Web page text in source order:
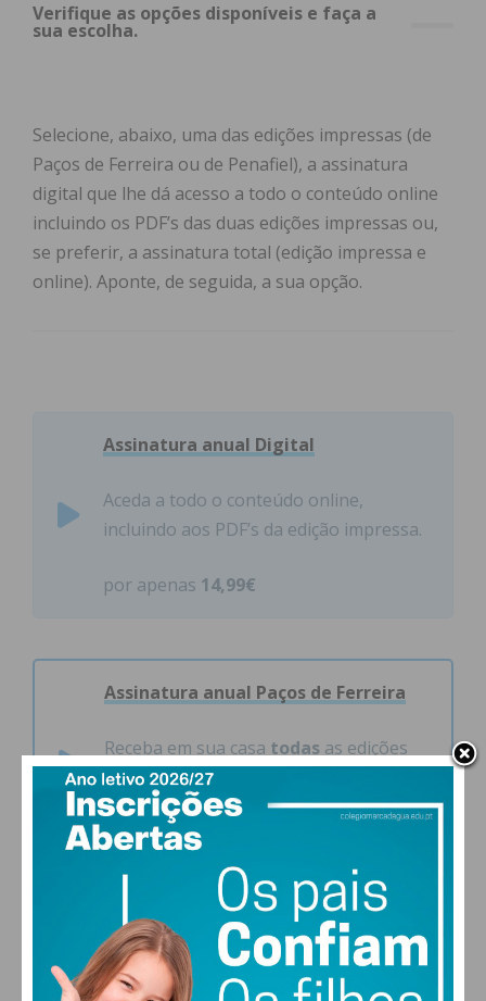
Verifique as opções disponíveis e faça a
sua escolha.
Selecione, abaixo, uma das edições impressas (de
Paços de Ferreira ou de Penafiel), a assinatura
digital que lhe dá acesso a todo o conteúdo online
incluindo os PDF’s das duas edições impressas ou,
se preferir, a assinatura total (edição impressa e
online). Aponte, de seguida, a sua opção.
Assinatura anual Digital
Aceda a todo o conteúdo online,
incluindo aos PDF’s da edição impressa.
por apenas 14,99€
Assinatura anual Paços de Ferreira
Receba em sua casa todas as edições
impressas do jornal Imediato.
Classificados
Assinatura anual Penafiel
Receba em sua casatodasas edições